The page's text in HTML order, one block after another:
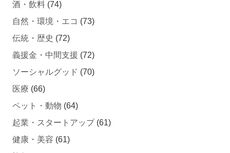
自然・環境・エコ
伝統・歴史 (72)
義援金・中間支援
ソーシャルグッド (70)
医療 (66)
ペット・動物
起業・スタートアップ
健康・美容 (61)
旅行・レジャー